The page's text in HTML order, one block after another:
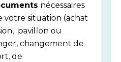
nécessaires
votre situation (achat
pavillon ou
changement de
de